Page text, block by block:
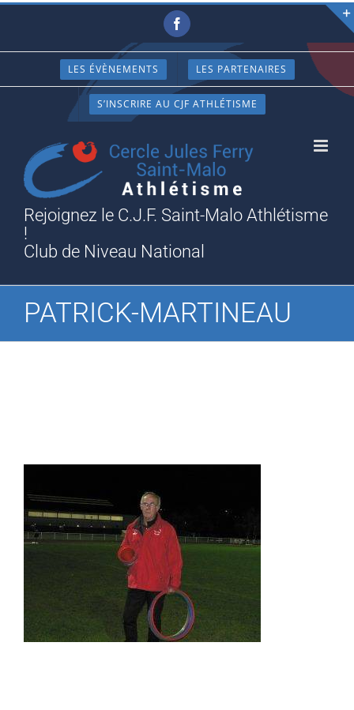
Passer
contenu
Facebook
LES ÉVÈNEMENTS LES PARTENAIRES
S’INSCRIRE AU CJF ATHLÉTISME
Rejoignez le C.J.F. Saint-Malo Athlétisme
!
Club de Niveau National
PATRICK-MARTINEAU